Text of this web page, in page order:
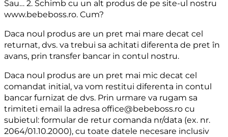
Sau… 2. Schimb cu un alt produs de pe site-ul nostru
www.bebeboss.ro. Cum?
Daca noul produs are un pret mai mare decat cel
returnat, dvs. va trebui sa achitati diferenta de pret în
avans, prin transfer bancar in contul nostru.
Daca noul produs are un pret mai mic decat cel
comandat initial, va vom restitui diferenta in contul
bancar furnizat de dvs. Prin urmare va rugam sa
trimiteti email la adresa office@bebeboss.ro cu
subietul: formular de retur comanda nr/data (ex. nr.
2064/01.10.2000), cu toate datele necesare inclusiv